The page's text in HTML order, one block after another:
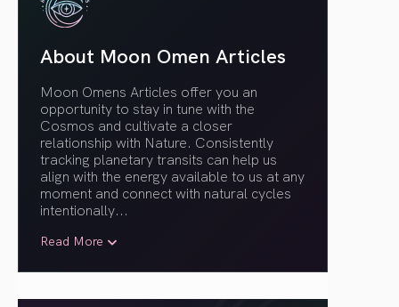
About Moon Omen Articles
Moon Omens Articles offer you an
opportunity to stay in tune with the
Cosmos and cultivate a closer
relationship with Nature. Consistently
tracking planetary transits can help us
align with the energy available to us at any
moment and connect with natural cycles
intentionally...
Read More